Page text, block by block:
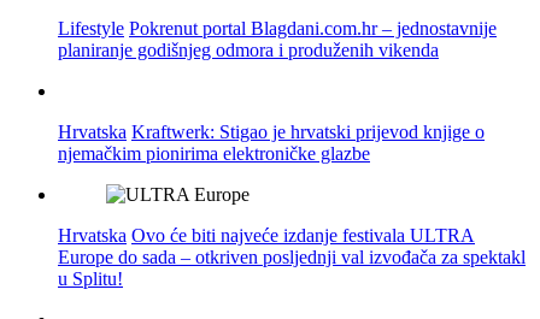
Lifestyle Pokrenut portal Blagdani.com.hr – jednostavnije
planiranje godišnjeg odmora i produženih vikenda
Hrvatska Kraftwerk: Stigao je hrvatski prijevod knjige o
njemačkim pionirima elektroničke glazbe
Hrvatska Ovo će biti najveće izdanje festivala ULTRA
Europe do sada – otkriven posljednji val izvođača za spektakl
u Splitu!